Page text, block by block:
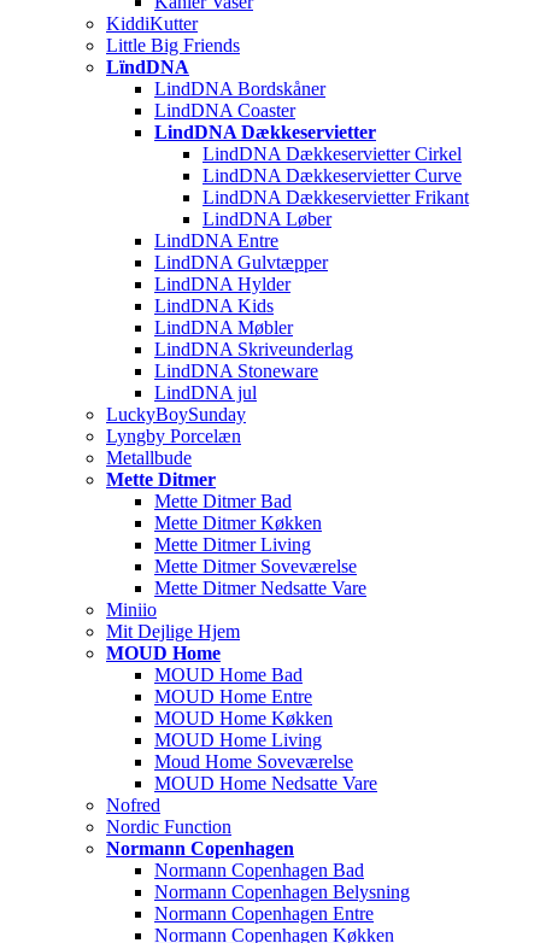
KiddiKutter
Little Big Friends
LïndDNA
LindDNA Bordskåner
LindDNA Coaster
LindDNA Dækkeservietter
LindDNA Dækkeservietter Cirkel
LindDNA Dækkeservietter Curve
LindDNA Dækkeservietter Frikant
LindDNA Løber
LindDNA Entre
LindDNA Gulvtæpper
LindDNA Hylder
LindDNA Kids
LindDNA Møbler
LindDNA Skriveunderlag
LindDNA Stoneware
LindDNA jul
LuckyBoySunday
Lyngby Porcelæn
Metallbude
Mette Ditmer
Mette Ditmer Bad
Mette Ditmer Køkken
Mette Ditmer Living
Mette Ditmer Soveværelse
Mette Ditmer Nedsatte Vare
Miniio
Mit Dejlige Hjem
MOUD Home
MOUD Home Bad
MOUD Home Entre
MOUD Home Køkken
MOUD Home Living
Moud Home Soveværelse
MOUD Home Nedsatte Vare
Nofred
Nordic Function
Normann Copenhagen
Normann Copenhagen Bad
Normann Copenhagen Belysning
Normann Copenhagen Entre
Normann Copenhagen Køkken